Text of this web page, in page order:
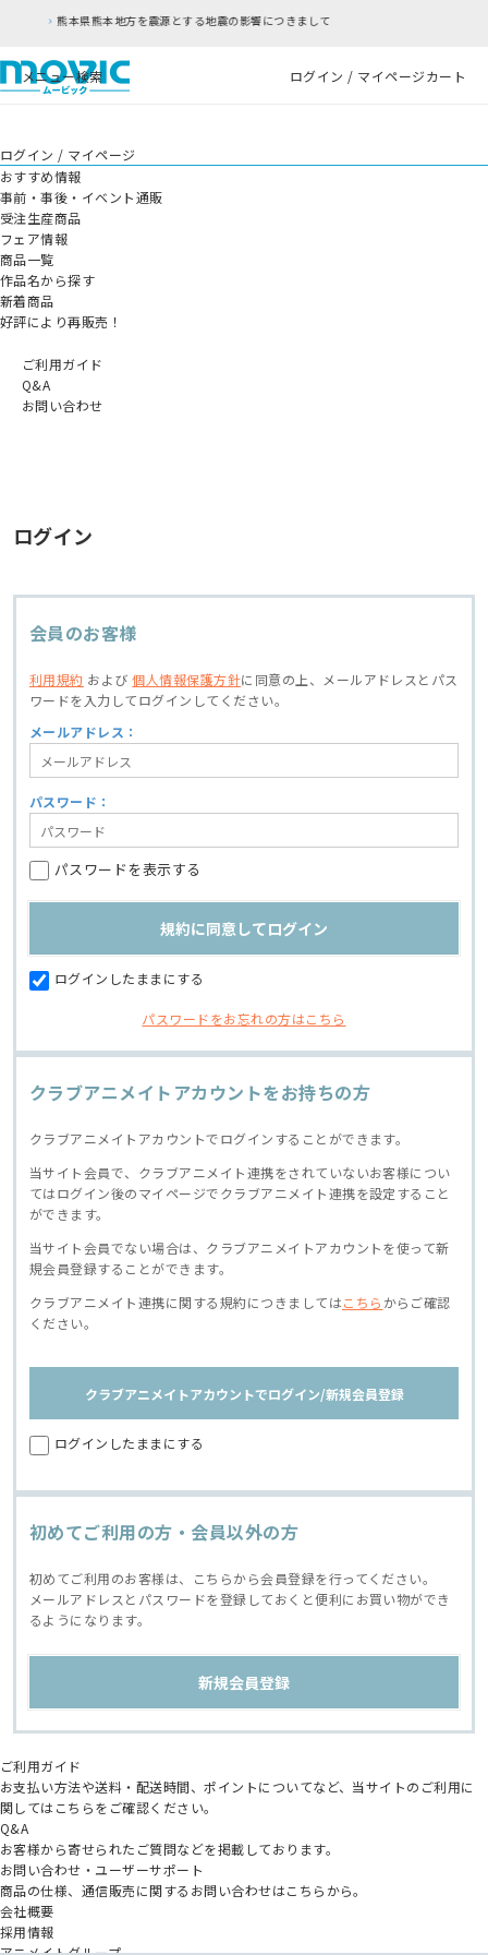
を震源とする地震の影響につきまして
メニュー検索 ログイン / マイページカート
ログイン / マイページ
おすすめ情報
事前・事後・イベント通販
受注生産商品
フェア情報
商品一覧
作品名から探す
新着商品
好評により再販売！
ご利用ガイド
Q&A
お問い合わせ
ログイン
会員のお客様
利用規約 および個人情報保護方針に同意の上、
メールアドレスとパス
ワードを入力してログインしてください。
メールアドレス：
パスワード：
パスワードを表示する
ログインしたままにする
パスワードをお忘れの方はこちら
クラブアニメイトアカウントをお持ちの方
クラブアニメイトアカウントでログインすることができます。
当サイト会員で、クラブアニメイト連携をされていないお客様につい
てはログイン後のマイページでクラブアニメイト連携を設定すること
ができます。
当サイト会員でない場合は、クラブアニメイトアカウントを使って新
規会員登録することができます。
クラブアニメイト連携に関する規約につきましてはこちら からご確認
ください。
クラブアニメイトアカウントでログイン/新規会員登録
ログインしたままにする
初めてご利用の方・会員以外の方
初めてご利用のお客様は、こちらから会員登録を行ってください。
メールアドレスとパスワードを登録しておくと便利にお買い物ができ
るようになります。
ご利用ガイド
お支払い方法や送料・配送時間、ポイントについてなど、当サイトのご利用に
関してはこちらをご確認ください。
Q&A
お客様から寄せられたご質問などを掲載しております。
お問い合わせ・ユーザーサポート
商品の仕様、通信販売に関するお問い合わせはこちらから。
会社概要
採用情報